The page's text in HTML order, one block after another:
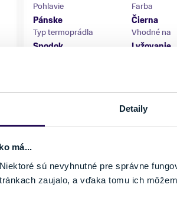
Detaily
má...
sú nevyhnutné pre správne
zaujalo, a vďaka tomu ich
Pohlavie
Pánske
Farba
Čierna
Typ termoprádla
Spodok
Vhodné na
Lyžovanie,
Skladom - Ihneď k odberu